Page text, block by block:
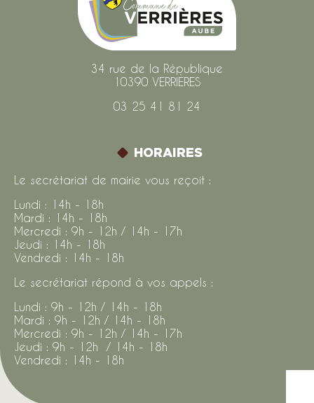
34 rue de la République
10390 VERRIÈRES
03 25 41 81 24
HORAIRES
Le secrétariat de mairie vous reçoit :
Lundi : 14h - 18h
Mardi : 14h - 18h
Mercredi : 9h - 12h / 14h - 17h
Jeudi : 14h - 18h
Vendredi : 14h - 18h
Le secrétariat répond à vos appels :
Lundi : 9h - 12h / 14h - 18h
Mardi : 9h - 12h / 14h - 18h
Mercredi : 9h - 12h / 14h - 17h
Jeudi : 9h - 12h / 14h - 18h
Vendredi : 14h - 18h